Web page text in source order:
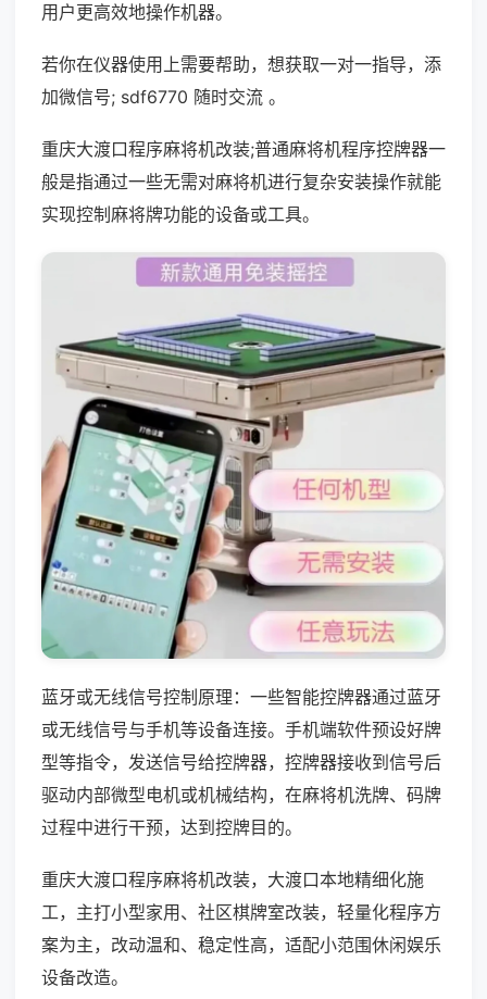
用户更高效地操作机器。
若你在仪器使用上需要帮助，想获取一对一指导，添
加微信号; sdf6770 随时交流 。
重庆大渡口程序麻将机改装;普通麻将机程序控牌器一
般是指通过一些无需对麻将机进行复杂安装操作就能
实现控制麻将牌功能的设备或工具。
蓝牙或无线信号控制原理：一些智能控牌器通过蓝牙
或无线信号与手机等设备连接。手机端软件预设好牌
型等指令，发送信号给控牌器，控牌器接收到信号后
驱动内部微型电机或机械结构，在麻将机洗牌、码牌
过程中进行干预，达到控牌目的。
重庆大渡口程序麻将机改装，大渡口本地精细化施
工，主打小型家用、社区棋牌室改装，轻量化程序方
案为主，改动温和、稳定性高，适配小范围休闲娱乐
设备改造。